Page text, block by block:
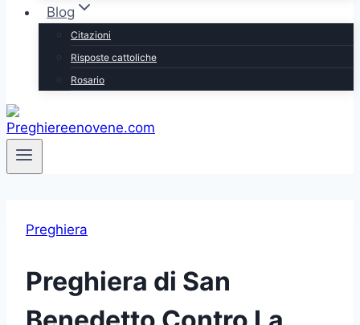
Blog
Citazioni
Risposte cattoliche
Rosario
Preghiera
Preghiera di San